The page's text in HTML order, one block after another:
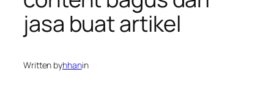
jasa buat artikel
Written byhhanin